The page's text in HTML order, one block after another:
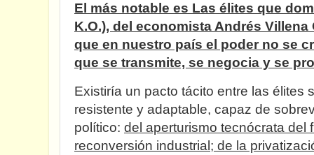
El más notable es Las élites que
K.O.), del economista Andrés
que en nuestro país el poder no se
que se transmite, se negocia y se
Existiría un pacto tácito entre las élites
resistente y adaptable, capaz de
político: del aperturismo tecnócrata del
reconversión industrial; de la